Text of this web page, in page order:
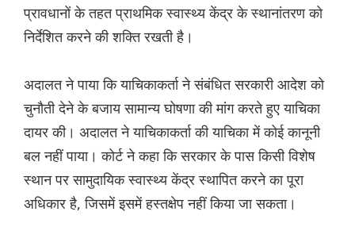
प्रावधानों के तहत प्राथमिक स्वास्थ्य केंद्र के स्थानांतरण को
निर्देशित करने की शक्ति रखती है।
अदालत ने पाया कि याचिकाकर्ता ने संबंधित सरकारी आदेश को
चुनौती देने के बजाय सामान्य घोषणा की मांग करते हुए याचिका
दायर की। अदालत ने याचिकाकर्ता की याचिका में कोई कानूनी
बल नहीं पाया। कोर्ट ने कहा कि सरकार के पास किसी विशेष
स्थान पर सामुदायिक स्वास्थ्य केंद्र स्थापित करने का पूरा
अधिकार है, जिसमें इसमें हस्तक्षेप नहीं किया जा सकता।